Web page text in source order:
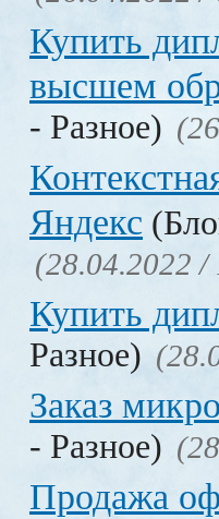
Купить
высшем
- Разное)
Яндекс
(28.04.2022 /
Купить
Разное)
Заказ
- Разное)
Продажа